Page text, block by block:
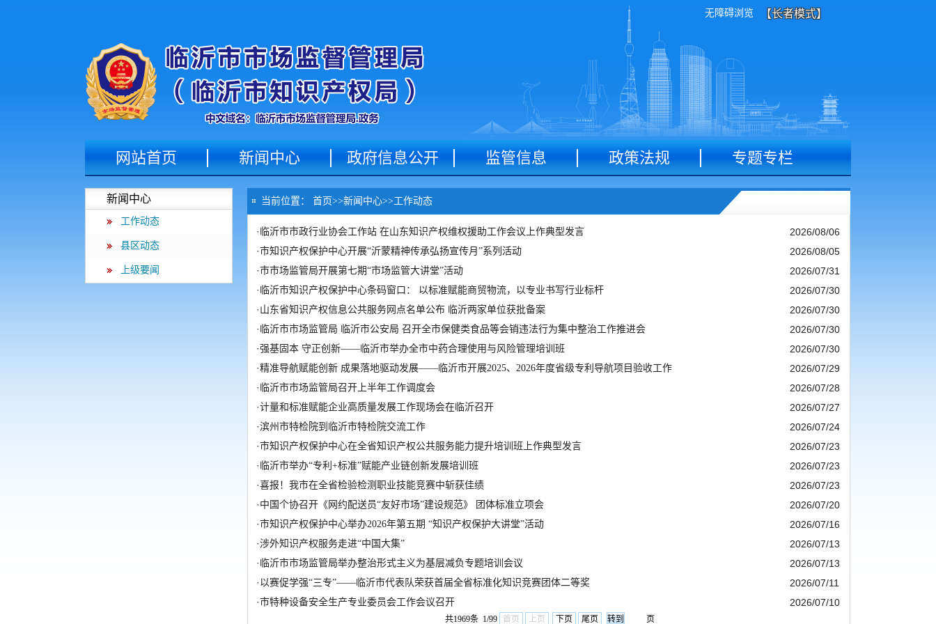
无障碍浏览 【长者模式】
网站首页 新闻中心 政府信息公开 监管信息 政策法规 专题专栏
新闻中心
工作动态
县区动态
上级要闻
当前位置： 首页>>新闻中心>>工作动态
· 临沂市市政行业协会工作站 在山东知识产权维权援助工作会议上作典型发言
2026/08/06
·市知识产权保护中心开展“沂蒙精神传承弘扬宣传月”系列活动
2026/08/05
·市市场监管局开展第七期“市场监管大讲堂”活动
2026/07/31
· 临沂市知识产权保护中心条码窗口： 以标准赋能商贸物流，以专业书写行业标杆
2026/07/30
· 山东省知识产权信息公共服务网点名单公布 临沂两家单位获批备案
2026/07/30
· 临沂市市场监管局 临沂市公安局 召开全市保健类食品等会销违法行为集中整治工作推进会
2026/07/30
·强基固本 守正创新——临沂市举办全市中药合理使用与风险管理培训班
2026/07/30
·精准导航赋能创新 成果落地驱动发展——临沂市开展2025、2026年度省级专利导航项目验收工作
2026/07/29
· 临沂市市场监管局召开上半年工作调度会
2026/07/28
·计量和标准赋能企业高质量发展工作现场会在临沂召开
2026/07/27
·滨州市特检院到临沂市特检院交流工作
2026/07/24
·市知识产权保护中心在全省知识产权公共服务能力提升培训班上作典型发言
2026/07/23
· 临沂市举办“专利+标准”赋能产业链创新发展培训班
2026/07/23
·喜报！我市在全省检验检测职业技能竞赛中斩获佳绩
2026/07/23
· 中国个协召开《网约配送员“友好市场”建设规范》 团体标准立项会
2026/07/20
·市知识产权保护中心举办2026年第五期 “知识产权保护大讲堂”活动
2026/07/16
·涉外知识产权服务走进“中国大集”
2026/07/13
· 临沂市市场监管局举办整治形式主义为基层减负专题培训会议
2026/07/13
· 以赛促学强“三专”——临沂市代表队荣获首届全省标准化知识竞赛团体二等奖
2026/07/11
·市特种设备安全生产专业委员会工作会议召开 2026/07/10
共1969条 1/99 首页 上页 下页 尾页 页